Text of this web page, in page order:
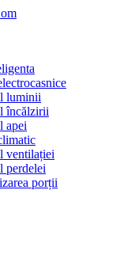
luminii
încălzirii
apei
ventilației
perdelei
porții